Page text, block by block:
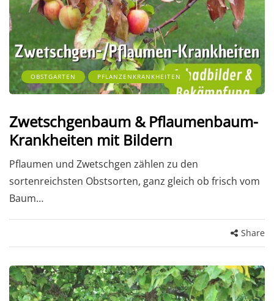
OBSTGARTEN PFLANZENKRANKHEITEN
Zwetschgenbaum & Pflaumenbaum-
Krankheiten mit Bildern
Pflaumen und Zwetschgen zählen zu den
sortenreichsten Obstsorten, ganz gleich ob frisch vom
Baum…
Share